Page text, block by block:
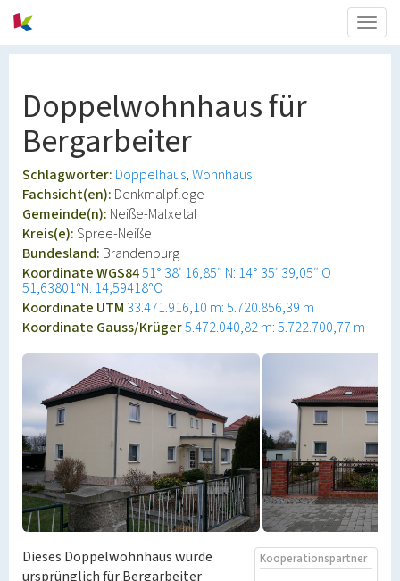
Doppelwohnhaus für
Bergarbeiter
Schlagwörter: Doppelhaus Wohnhaus
Fachsicht(en): Denkmalpflege
Gemeinde(n): Neiße-Malxetal
Kreis(e):Spree-Neiße
Bundesland: Brandenburg
Koordinate WGS8451° 38′ 16,85″ N: 14° 35′ 39,05″ O
51,63801°N: 14,59418°O
Koordinate UTM 33.471.916,10 m: 5.720.856,39 m
Koordinate Gauss/Krüger5.472.040,82 m: 5.722.700,77 m
Kooperationspartner
Dieses Doppelwohnhaus wurde
ursprünglich für Bergarbeiter